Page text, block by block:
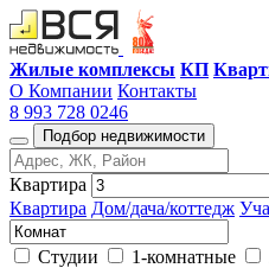
Жилые комплексы КП
О Компании Контакты
8 993 728 0246
Подбор недвижимости
Квартира
Квартира Дом/дача/коттедж
Студии 1-комнатные